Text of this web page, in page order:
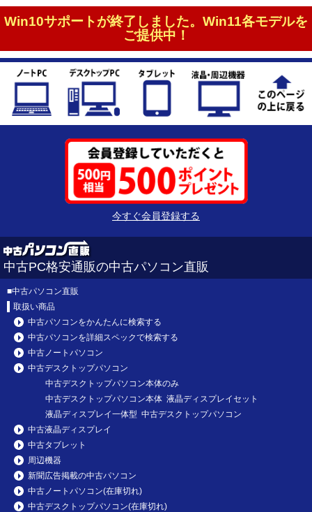
Win10サポートが終了しました。Win11各モデルを
ご提供中！
今すぐ会員登録する
中古PC格安通販の中古パソコン直販
■中古パソコン直販
取扱い商品
中古パソコンをかんたんに検索する
中古パソコンを詳細スペックで検索する
中古ノートパソコン
中古デスクトップパソコン
中古デスクトップパソコン本体のみ
中古デスクトップパソコン本体 液晶ディスプレイセット
液晶ディスプレイ一体型 中古デスクトップパソコン
中古液晶ディスプレイ
中古タブレット
周辺機器
新聞広告掲載の中古パソコン
中古ノートパソコン(在庫切れ)
中古デスクトップパソコン(在庫切れ)